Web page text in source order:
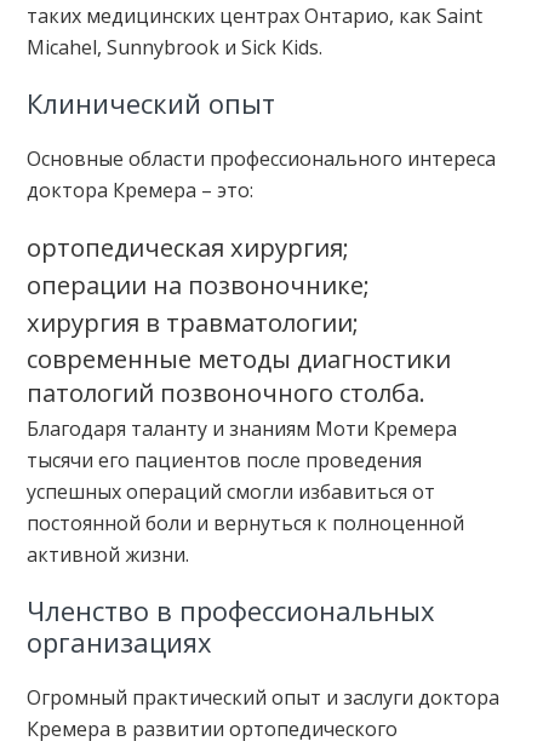
таких медицинских центрах Онтарио, как Saint
Micahel, Sunnybrook и Sick Kids.
Клинический опыт
Основные области профессионального интереса
доктора Кремера – это:
ортопедическая хирургия;
операции на позвоночнике;
хирургия в травматологии;
современные методы диагностики
патологий позвоночного столба.
Благодаря таланту и знаниям Моти Кремера
тысячи его пациентов после проведения
успешных операций смогли избавиться от
постоянной боли и вернуться к полноценной
активной жизни.
Членство в профессиональных
организациях
Огромный практический опыт и заслуги доктора
Кремера в развитии ортопедического